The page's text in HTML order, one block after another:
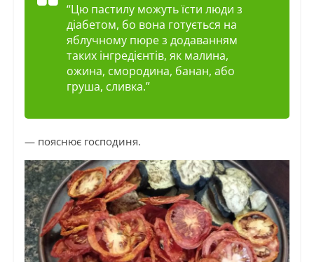
“Цю пастилу можуть їсти люди з
діабетом, бо вона готується на
яблучному пюре з додаванням
таких інгредієнтів, як малина,
ожина, смородина, банан, або
груша, сливка.”
— пояснює господиня.